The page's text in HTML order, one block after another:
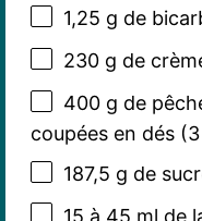
1,25 g de
230 g de
400 g de
coupées en dés (3
187,5 g de
15 à 45 ml de